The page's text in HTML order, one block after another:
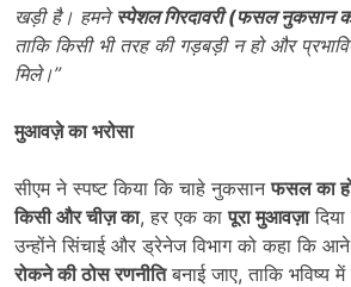
खड़ी है। हमने स्पेशल गिरदावरी (फसल नुकसान
ताकि किसी भी तरह की गड़बड़ी न हो और
मिले।”
मुआवज़े का भरोसा
सीएम ने स्पष्ट किया कि चाहे नुकसानफसल का
किसी और चीज़ का, हर एक कापूरा मुआवज़ादिया
उन्होंने सिंचाई और ड्रेनेज विभाग को कहा कि
रोकने की ठोस रणनीतिबनाई जाए, ताकि भविष्य